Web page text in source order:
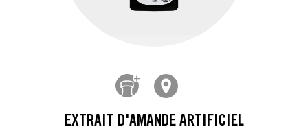
EXTRAIT D'AMANDE ARTIFICIEL